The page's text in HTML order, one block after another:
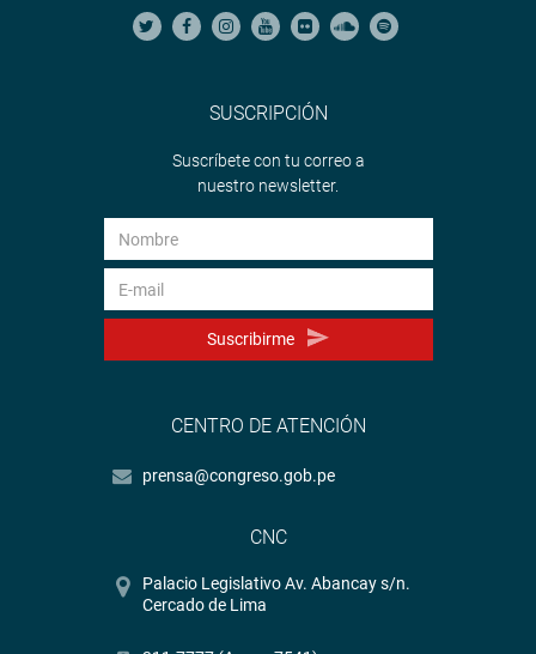
SUSCRIPCIÓN
Suscríbete con tu correo a
nuestro newsletter.
Suscribirme
CENTRO DE ATENCIÓN
prensa@congreso.gob.pe
CNC
Palacio Legislativo Av. Abancay s/n.
Cercado de Lima